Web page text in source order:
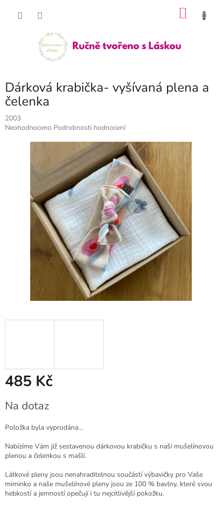
Dárková krabička- vyšívaná plena a
čelenka
2003
Průměrné
hvězdiček.
Neohodnoceno Podrobnosti hodnocení
485 Kč
cena:
Na dotaz
Položka byla vyprodána…
Nabízíme Vám již sestavenou dárkovou krabičku s naší mušelínovou
plenou a čelenkou s mašlí.
Látkové pleny jsou nenahraditelnou součástí výbavičky pro Vaše
miminko a naše mušelínové pleny jsou ze 100 % bavlny, které svou
hebkostí a jemností opečují i tu nejcitlivější pokožku.